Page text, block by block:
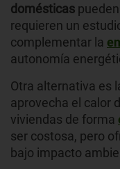
domésticas
requieren un
complementar la
autonomía
Otra alternativa es
aprovecha el calor
viviendas de forma
ser costosa, pero
bajo impacto